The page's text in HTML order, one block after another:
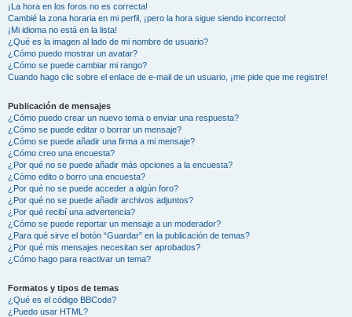
¡La hora en los foros no es correcta!
Cambié la zona horaria en mi perfil, ¡pero la hora sigue siendo incorrecto!
¡Mi idioma no está en la lista!
¿Qué es la imagen al lado de mi nombre de usuario?
¿Cómo puedo mostrar un avatar?
¿Cómo se puede cambiar mi rango?
Cuando hago clic sobre el enlace de e-mail de un usuario, ¡me pide que me registre!
Publicación de mensajes
¿Cómo puedo crear un nuevo tema o enviar una respuesta?
¿Cómo se puede editar o borrar un mensaje?
¿Cómo se puede añadir una firma a mi mensaje?
¿Cómo creo una encuesta?
¿Por qué no se puede añadir más opciones a la encuesta?
¿Cómo edito o borro una encuesta?
¿Por qué no se puede acceder a algún foro?
¿Por qué no se puede añadir archivos adjuntos?
¿Por qué recibí una advertencia?
¿Cómo se puede reportar un mensaje a un moderador?
¿Para qué sirve el botón “Guardar” en la publicación de temas?
¿Por qué mis mensajes necesitan ser aprobados?
¿Cómo hago para reactivar un tema?
Formatos y tipos de temas
¿Qué es el código BBCode?
¿Puedo usar HTML?